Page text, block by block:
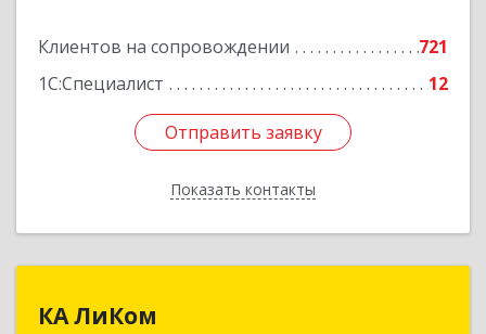
Клиентов на сопровождении
721
1С:Специалист
12
Отправить заявку
Показать контакты
Отправить заявку
Назад
КА ЛиКом